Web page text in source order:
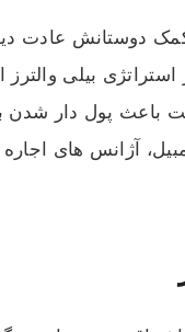
دوستانش عادت
استراتژی بیلی
آژانس های